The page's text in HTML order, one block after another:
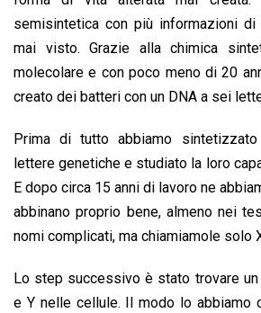
semisintetica con più informazioni di
mai visto. Grazie alla chimica
molecolare e con poco meno di 20
creato dei batteri con un DNA a sei
Prima di tutto abbiamo
lettere genetiche e studiato la loro
E dopo circa 15 anni di lavoro ne
abbinano proprio bene, almeno nei
nomi complicati, ma chiamiamole solo
Lo step successivo è stato trovare
e Y nelle cellule. Il modo lo abbiamo